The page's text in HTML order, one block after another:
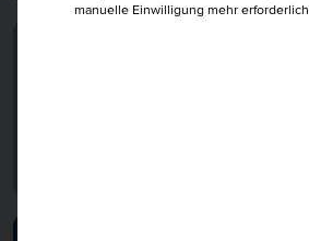
manuelle Einwilligung mehr erforderlich.